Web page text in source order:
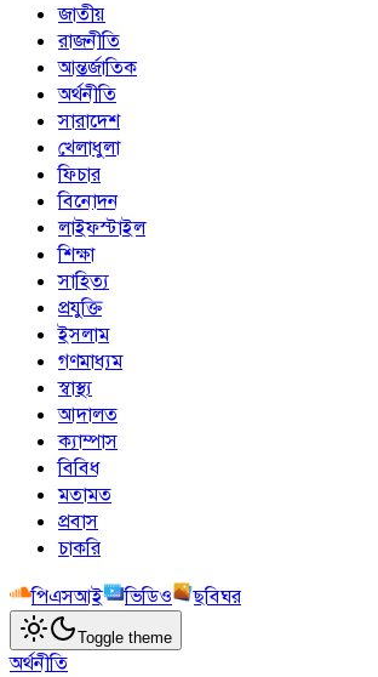
জাতীয়
রাজনীতি
আন্তর্জাতিক
অর্থনীতি
সারাদেশ
খেলাধুলা
ফিচার
বিনোদন
লাইফস্টাইল
শিক্ষা
সাহিত্য
প্রযুক্তি
ইসলাম
গণমাধ্যম
স্বাস্থ্য
আদালত
ক্যাম্পাস
বিবিধ
মতামত
প্রবাস
চাকরি
পিএসআই
ভিডিও ছবিঘর
Toggle theme
অর্থনীতি